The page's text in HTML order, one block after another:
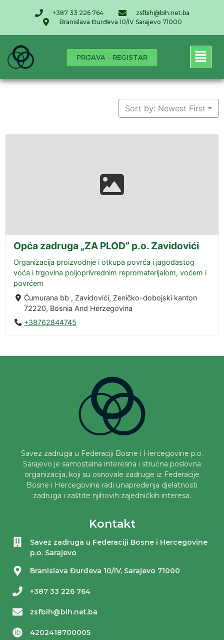
+387 33 226 764
zsfbih@bih.net.ba
Branislava Đurđeva 10/IV Sarajevo 71000
PRIJAVA - REGISTAR
Sort by: Newest First
Opća zadruga „ZA PLOD” p.o. Zavidovići
Organizacija proizvodnje i otkupa povrća i jagodastog
voća i trgovina poljoprivrednim repromaterijalom, voćem i
povrćem
Ćumurana bb , Zavidovići, Zeničko-dobojski kanton
72220, Bosnia And Herzegovina
+38762844745
Savez zadruga u Federaciji Bosne i Hercegovine p.o.
Sarajevo je samostalna interesna i stručna poslovna
organizacija, koji su osnovale zadruge iz Federacije
Bosne i Hercegovine radi unapređenja djelatnosti
zadruga i zaštite njihovih zajedničkih interesa.
Kontakt
Savez zadruga u Federaciji Bosne i Hercegovine
p.o. Sarajevo
Branislava Đurđeva 10/IV, Sarajevo 71000
+387 33 226 764
zsfbih@bih.net.ba
4202418700005